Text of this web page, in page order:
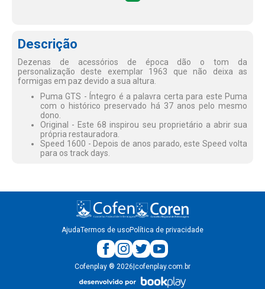
Descrição
Dezenas de acessórios de época dão o tom da
personalização deste exemplar 1963 que não deixa as
formigas em paz devido a sua altura.
Puma GTS - Íntegro é a palavra certa para este Puma
com o histórico preservado há 37 anos pelo mesmo
dono.
Original - Este 68 inspirou seu proprietário a abrir sua
própria restauradora.
Speed 1600 - Depois de anos parado, este Speed volta
para os track days.
AjudaTermos de usoPolítica de privacidade
Cofenplay ® 2026 cofenplay.com.br